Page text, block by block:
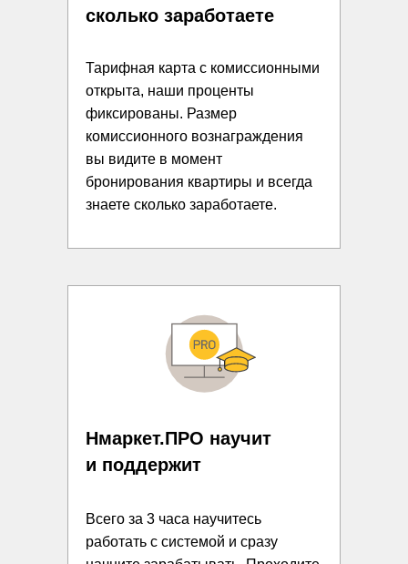
Тарифная карта с комиссионными
открыта, наши проценты
фиксированы. Размер
комиссионного вознаграждения
вы видите в момент
бронирования квартиры и всегда
знаете сколько заработаете.
Всего за 3 часа научитесь
работать с системой и сразу
сколько заработаете
Нмаркет.ПРО научит
и поддержит